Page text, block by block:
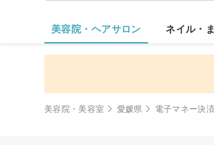
美容院・ヘアサロン ネイル・
美容院・美容室 愛媛県 電子マネー決